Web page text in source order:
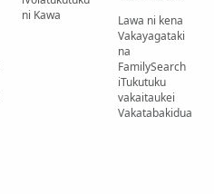
ni Kawa
Lawa ni kena
Vakayagataki
na
FamilySearch
iTukutuku
vakaitaukei
Vakatabakidua